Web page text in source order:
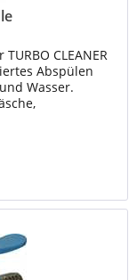
CLEANER
Abspülen
Wasser.